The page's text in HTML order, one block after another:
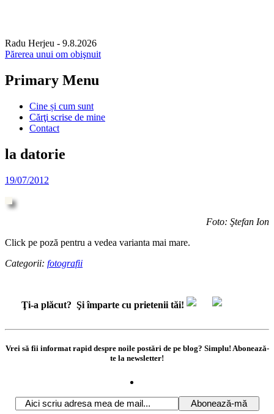
Radu Herjeu - 9.8.2026
Părerea unui om obişnuit
Primary Menu
Skip
content
Cine și cum sunt
Cărţi scrise de mine
Contact
la datorie
19/07/2012
Foto: Ştefan Ion
Click pe poză pentru a vedea varianta mai mare.
Categorii: fotografii
Ţi-a plăcut? Şi împarte cu prietenii tăi!
Vrei să fii informat rapid despre noile postări de pe blog? Simplu! Abonează-
te la newsletter!